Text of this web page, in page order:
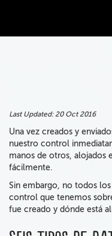
Last Updated:20 Oct 2016
Una vez creados y
nuestro control
manos de otros, alojados
fácilmente.
Sin embargo, no todos
control que tenemos
fue creado y dónde está